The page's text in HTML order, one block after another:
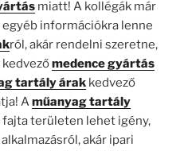
miatt! A kollégák már
információkra lenne
ról, akár rendelni szeretne,
medence gyártás
tartály árak kedvező
Aműanyag tartály
területen lehet igény,
akár ipari